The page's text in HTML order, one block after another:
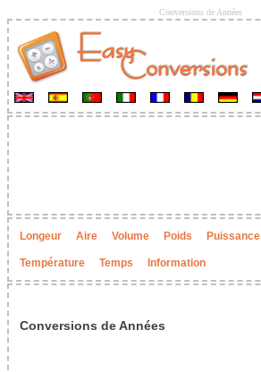
Conversions de Années
Longeur Aire Volume Poids Puissance
Température Temps Information
Conversions de Années